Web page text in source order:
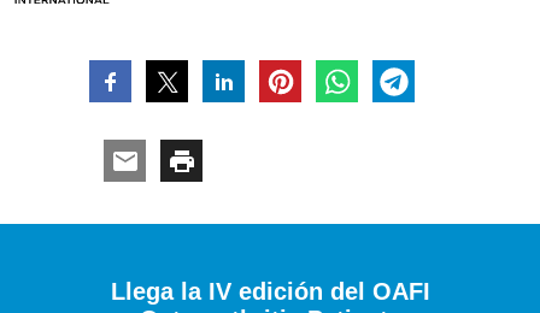
Llega la IV edición del OAFI